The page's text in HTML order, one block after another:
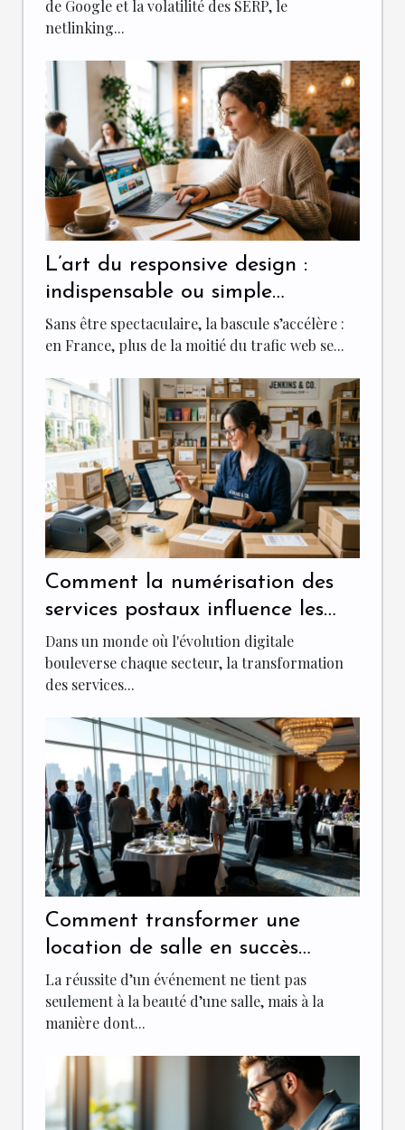
de Google et la volatilité des SERP, le
netlinking...
L’art du responsive design :
indispensable ou simple
tendance pour votre site ?
Sans être spectaculaire, la bascule s’accélère :
en France, plus de la moitié du trafic web se...
Comment la numérisation des
services postaux influence les
PME ?
Dans un monde où l'évolution digitale
bouleverse chaque secteur, la transformation
des services...
Comment transformer une
location de salle en succès
événementiel ?
La réussite d’un événement ne tient pas
seulement à la beauté d’une salle, mais à la
manière dont...